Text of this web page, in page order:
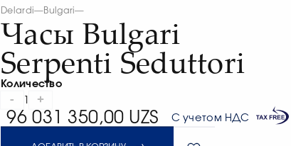
Delardi—Bulgari—
Часы Bulgari
Serpenti Seduttori
Количество
- 1 +
96 031 350,00 UZS С учетом НДС